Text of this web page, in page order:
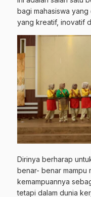
bagi mahasiswa
yang kreatif, inovatif
Dirinya berharap
benar- benar mampu
kemampuannya
tetapi dalam dunia